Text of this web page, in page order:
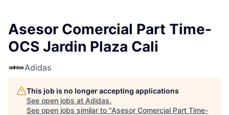
Asesor Comercial Part Time-
OCS Jardin Plaza Cali
Adidas
This job is no longer accepting applications
See open jobs at Adidas.
See open jobs similar to "Asesor Comercial Part Time-